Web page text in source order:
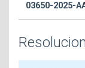
03650-2025-